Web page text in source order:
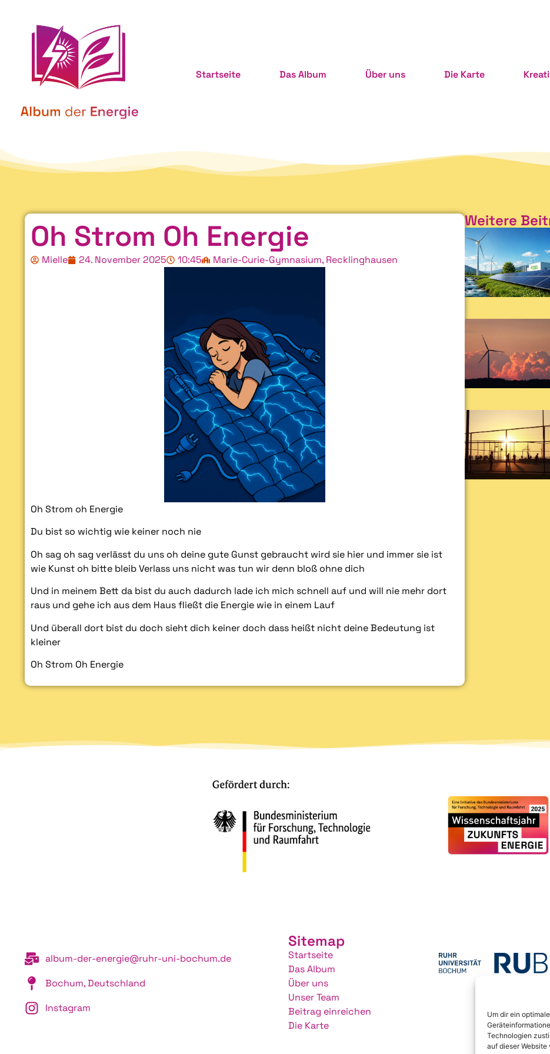
Um dir ein
Technologien
auf dieser
Startseite Das Album Über uns Die Karte
Oh Strom Oh Energie
Mielle 24. November 2025 10:45 Marie-Curie-Gymnasium, Recklinghausen
Oh Strom oh Energie
Du bist so wichtig wie keiner noch nie
Oh sag oh sag verlässt du uns oh deine gute Gunst gebraucht wird sie hier und immer sie ist
wie Kunst oh bitte bleib Verlass uns nicht was tun wir denn bloß ohne dich
Und in meinem Bett da bist du auch dadurch lade ich mich schnell auf und will nie mehr dort
raus und gehe ich aus dem Haus fließt die Energie wie in einem Lauf
Und überall dort bist du doch sieht dich keiner doch dass heißt nicht deine Bedeutung ist
kleiner
Oh Strom Oh Energie
Weitere
album-der-energie@ruhr-uni-bochum.de
Bochum, Deutschland
Instagram
Sitemap
Startseite
Das Album
Über uns
Unser Team
Beitrag einreichen
Die Karte